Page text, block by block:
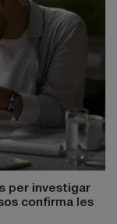
per investigar
confirma les